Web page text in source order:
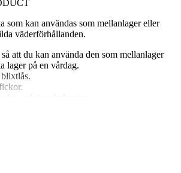
som kan användas som mellanlager eller
väderförhållanden.
att du kan använda den som mellanlager
lager på en vårdag.
och i nederkanten.
polyester i huvudmaterialet.
återvunnen polyester, 20% polyester,
tex standard 100.